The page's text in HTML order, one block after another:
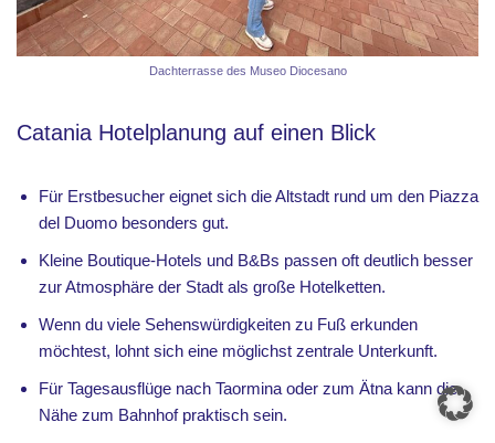
Dachterrasse des Museo Diocesano
Catania Hotelplanung auf einen Blick
Für Erstbesucher eignet sich die Altstadt rund um den Piazza
del Duomo besonders gut.
Kleine Boutique-Hotels und B&Bs passen oft deutlich besser
zur Atmosphäre der Stadt als große Hotelketten.
Wenn du viele Sehenswürdigkeiten zu Fuß erkunden
möchtest, lohnt sich eine möglichst zentrale Unterkunft.
Für Tagesausflüge nach Taormina oder zum Ätna kann die
Nähe zum Bahnhof praktisch sein.